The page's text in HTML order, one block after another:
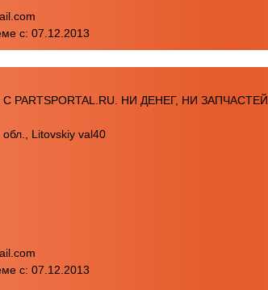
с: 07.12.2013
НИ ДЕНЕГ, НИ ЗАПЧАСТЕЙ.
Litovskiy val40
с: 07.12.2013